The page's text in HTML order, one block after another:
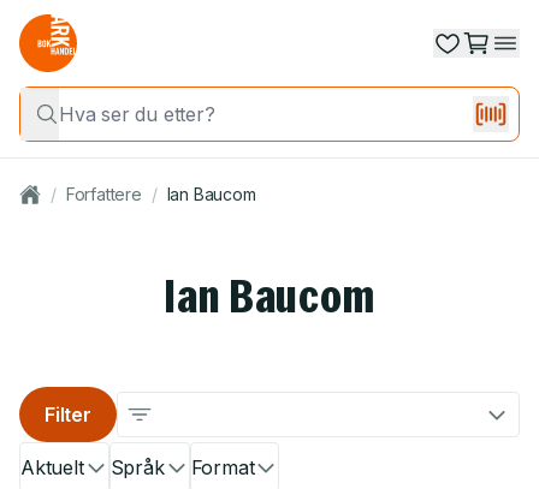
/ Forfattere / Ian Baucom
Ian Baucom
Aktuelt Språk Format
Filter